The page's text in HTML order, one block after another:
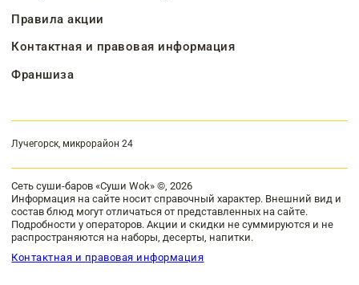
Правила акции
Контактная и правовая информация
Франшиза
Лучегорск, микрорайон 24
Сеть суши-баров «Суши Wok» ©, 2026
Информация на сайте носит справочный характер. Внешний вид и
состав блюд могут отличаться от представленных на сайте.
Подробности у операторов. Акции и скидки не суммируются и не
распространяются на наборы, десерты, напитки.
Контактная и правовая информация